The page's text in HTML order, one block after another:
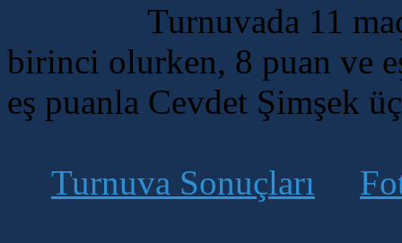
Turnuvada 11
birinci olurken, 8 puan ve
eş puanla Cevdet Şimşek
Turnuva Sonuçları